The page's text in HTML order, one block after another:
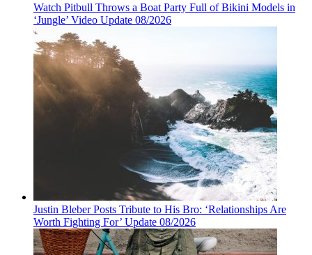
Watch Pitbull Throws a Boat Party Full of Bikini Models in
‘Jungle’ Video Update 08/2026
Justin Bleber Posts Tribute to His Bro: ‘Relationships Are
Worth Fighting For’ Update 08/2026